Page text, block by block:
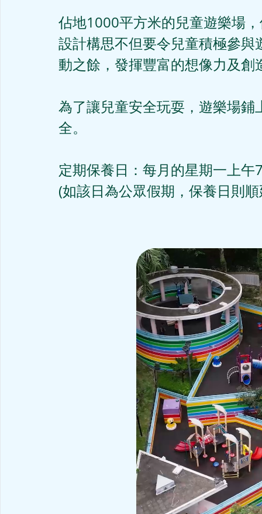
佔地1000平方米的兒童遊樂場
設計構思不但要令兒童積極參
動之餘，發揮豐富的想像力及
為了讓兒童安全玩耍，遊樂場
全。
定期保養日：每月的星期一上午
(如該日為公眾假期，保養日則